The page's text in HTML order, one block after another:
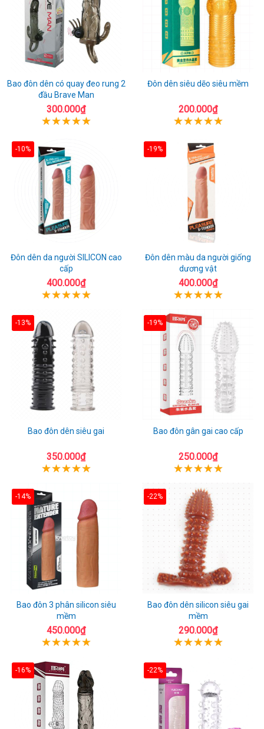
Bao đôn dên có quay đeo rung 2
đầu Brave Man
300.000₫
Đôn dên siêu dẽo siêu mềm
200.000₫
-10%
Đôn dên da người SILICON cao
cấp
400.000₫
-19%
Đôn dên màu da người giống
dương vật
400.000₫
-13%
Bao đôn dên siêu gai
350.000₫
-19%
Bao đôn gân gai cao cấp
250.000₫
-14%
Bao đôn 3 phân silicon siêu
mềm
450.000₫
-22%
Bao đôn dên silicon siêu gai
mềm
290.000₫
-16% -22%